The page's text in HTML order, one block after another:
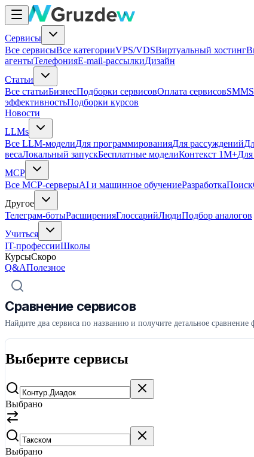
Сервисы
Все сервисыВсе категорииVPS/VDSВиртуальный хостинг
агентыТелефонияE-mail-рассылкиДизайн
Статьи
Все статьиБизнесПодборки сервисовОплата сервисовSMM
эффективностьПодборки курсов
Новости
LLMs
Все LLM-моделиДля программированияДля рассуждений
весаЛокальный запускБесплатные моделиКонтекст 1M+Для
MCP
Все MCP-серверыAI и машинное обучениеРазработкаПоиск
Другое
Телеграм-ботыРасширенияГлоссарийЛюдиПодбор аналогов
Учиться
IT-профессииШколы
КурсыСкоро
Q&AПолезное
Сравнение сервисов
Найдите два сервиса по названию и получите детальное
Выберите сервисы
Выбрано
Выбрано